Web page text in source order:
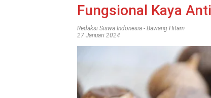
Fungsional Kaya
Redaksi Siswa Indonesia - Bawang Hitam
27 Januari 2024